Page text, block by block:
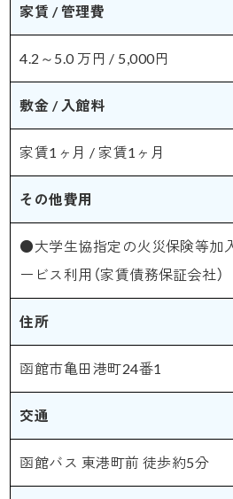
家賃 / 管理費
4.2～5.0 万円 / 5,000円
敷金 / 入館料
家賃1ヶ月 / 家賃1ヶ月
その他費用
●大学生協指定の火災保険等加
ービス利用（家賃債務保証会社）
住所
函館市亀田港町24番1
交通
函館バス 東港町前 徒歩約5分